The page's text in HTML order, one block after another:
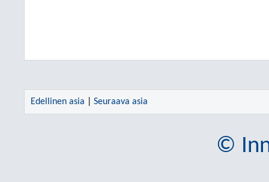
Edellinen asia Seuraava asia
©